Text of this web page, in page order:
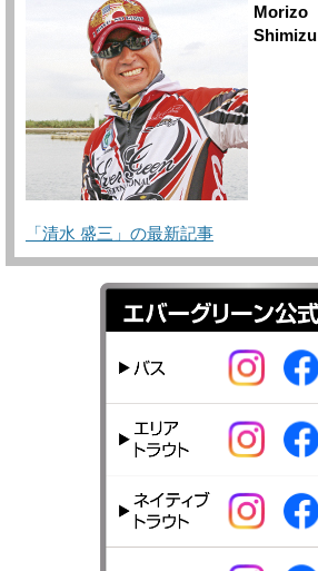
Morizo
Shimizu
「清水 盛三」の最新記事